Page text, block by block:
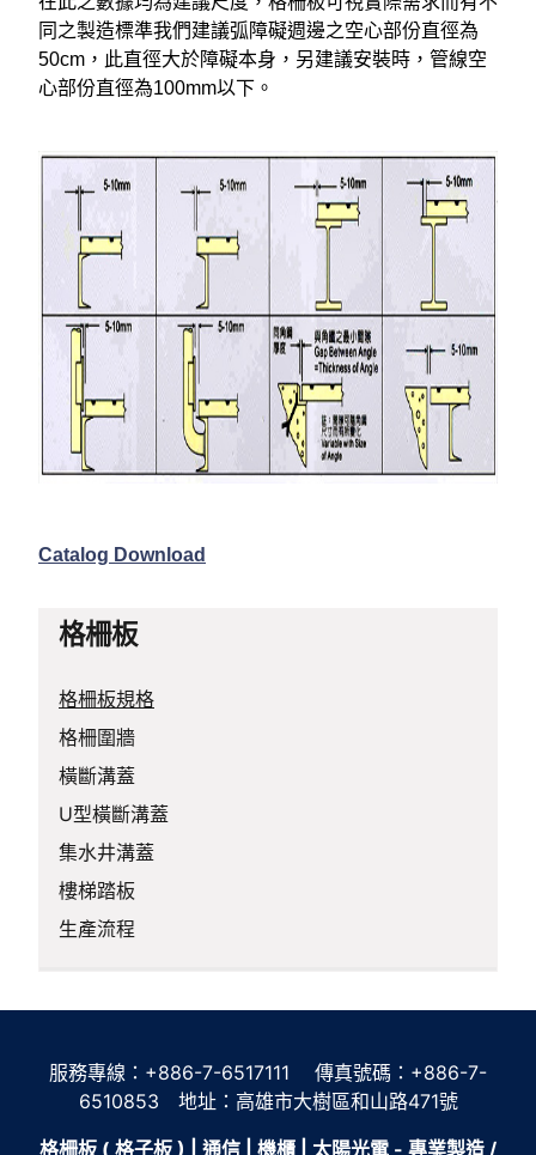
同之製造標準我們建議弧障礙週邊之空心部份直徑為
50cm，此直徑大於障礙本身，另建議安裝時，管線空
心部份直徑為100mm以下。
Catalog Download
格柵板
格柵板規格
格柵圍牆
橫斷溝蓋
U型橫斷溝蓋
集水井溝蓋
樓梯踏板
生產流程
服務專線：+886-7-6517111 傳真號碼：+886-7-
6510853 地址：高雄市大樹區和山路471號
格柵板 ( 格子板 ) | 通信 | 機櫃 | 太陽光電 - 專業製造 /